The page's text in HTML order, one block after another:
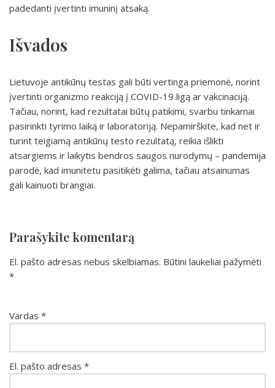
padedanti įvertinti imuninį atsaką.
Išvados
Lietuvoje antikūnų testas gali būti vertinga priemonė, norint
įvertinti organizmo reakciją į COVID-19 ligą ar vakcinaciją.
Tačiau, norint, kad rezultatai būtų patikimi, svarbu tinkamai
pasirinkti tyrimo laiką ir laboratoriją. Nepamirškite, kad net ir
turint teigiamą antikūnų testo rezultatą, reikia išlikti
atsargiems ir laikytis bendros saugos nurodymų – pandemija
parodė, kad imunitetu pasitikėti galima, tačiau atsainumas
gali kainuoti brangiai.
Parašykite komentarą
El. pašto adresas nebus skelbiamas. Būtini laukeliai pažymėti
*
Vardas *
El. pašto adresas *